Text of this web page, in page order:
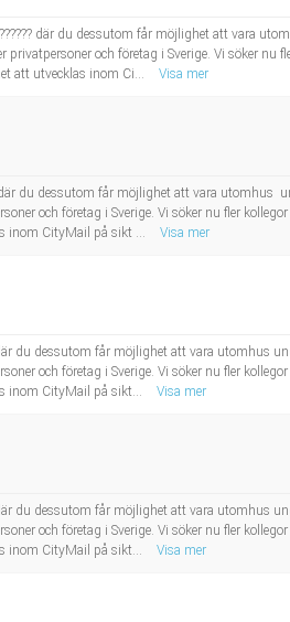
där du dessutom får möjlighet att vara
och företag i Sverige. Vi söker
att utvecklas inom Ci...
Visa mer
du dessutom får möjlighet att vara utomhus
och företag i Sverige. Vi söker nu fler
inom CityMail på sikt ...
Visa mer
du dessutom får möjlighet att vara utomhus
och företag i Sverige. Vi söker nu fler
inom CityMail på sikt...
Visa mer
du dessutom får möjlighet att vara utomhus
och företag i Sverige. Vi söker nu fler
inom CityMail på sikt...
Visa mer